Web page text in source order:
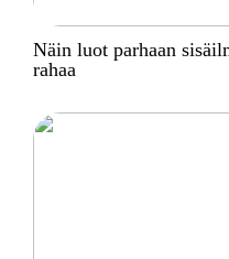
Näin luot parhaan
rahaa